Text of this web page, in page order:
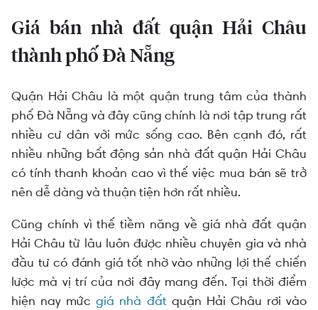
Giá bán nhà đất quận Hải Châu
thành phố Đà Nẵng
Quận Hải Châu là một quận trung tâm của thành
phố Đà Nẵng và đây cũng chính là nơi tập trung rất
nhiều cư dân với mức sống cao. Bên cạnh đó, rất
nhiều những bất động sản nhà đất quận Hải Châu
có tính thanh khoản cao vì thế việc mua bán sẽ trở
nên dễ dàng và thuận tiện hơn rất nhiều.
Cũng chính vì thế tiềm năng về giá nhà đất quận
Hải Châu từ lâu luôn được nhiều chuyên gia và nhà
đầu tư có đánh giá tốt nhờ vào những lợi thế chiến
lược mà vị trí của nơi đây mang đến. Tại thời điểm
hiện nay mứcgiá nhà đấtquận Hải Châu rơi vào